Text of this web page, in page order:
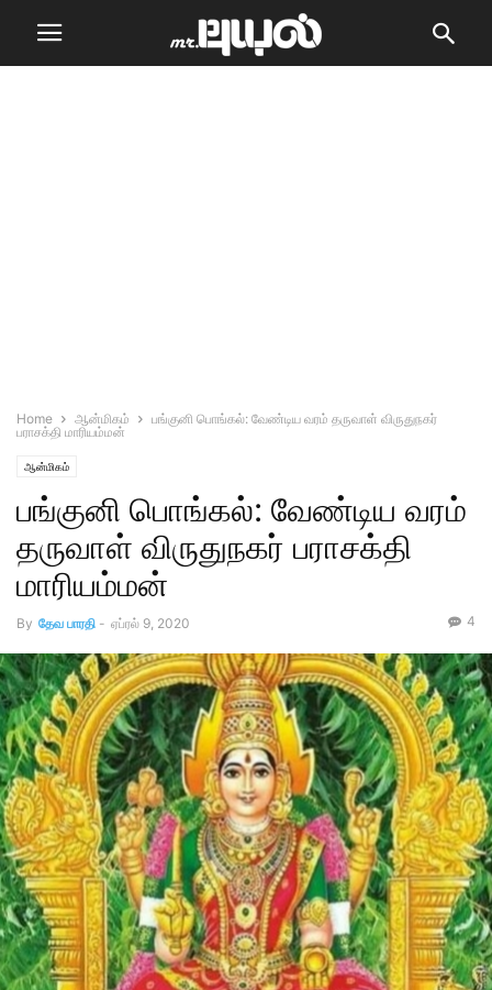
Home ஆன்மிகம்
பங்குனி பொங்கல்: வேண்டிய வரம் தருவாள் விருதுநகர்
பராசக்தி மாரியம்மன்
ஆன்மிகம்
பங்குனி பொங்கல்: வேண்டிய வரம்
தருவாள் விருதுநகர் பராசக்தி
மாரியம்மன்
By தேவ பாரதி - ஏப்ரல் 9, 2020 4